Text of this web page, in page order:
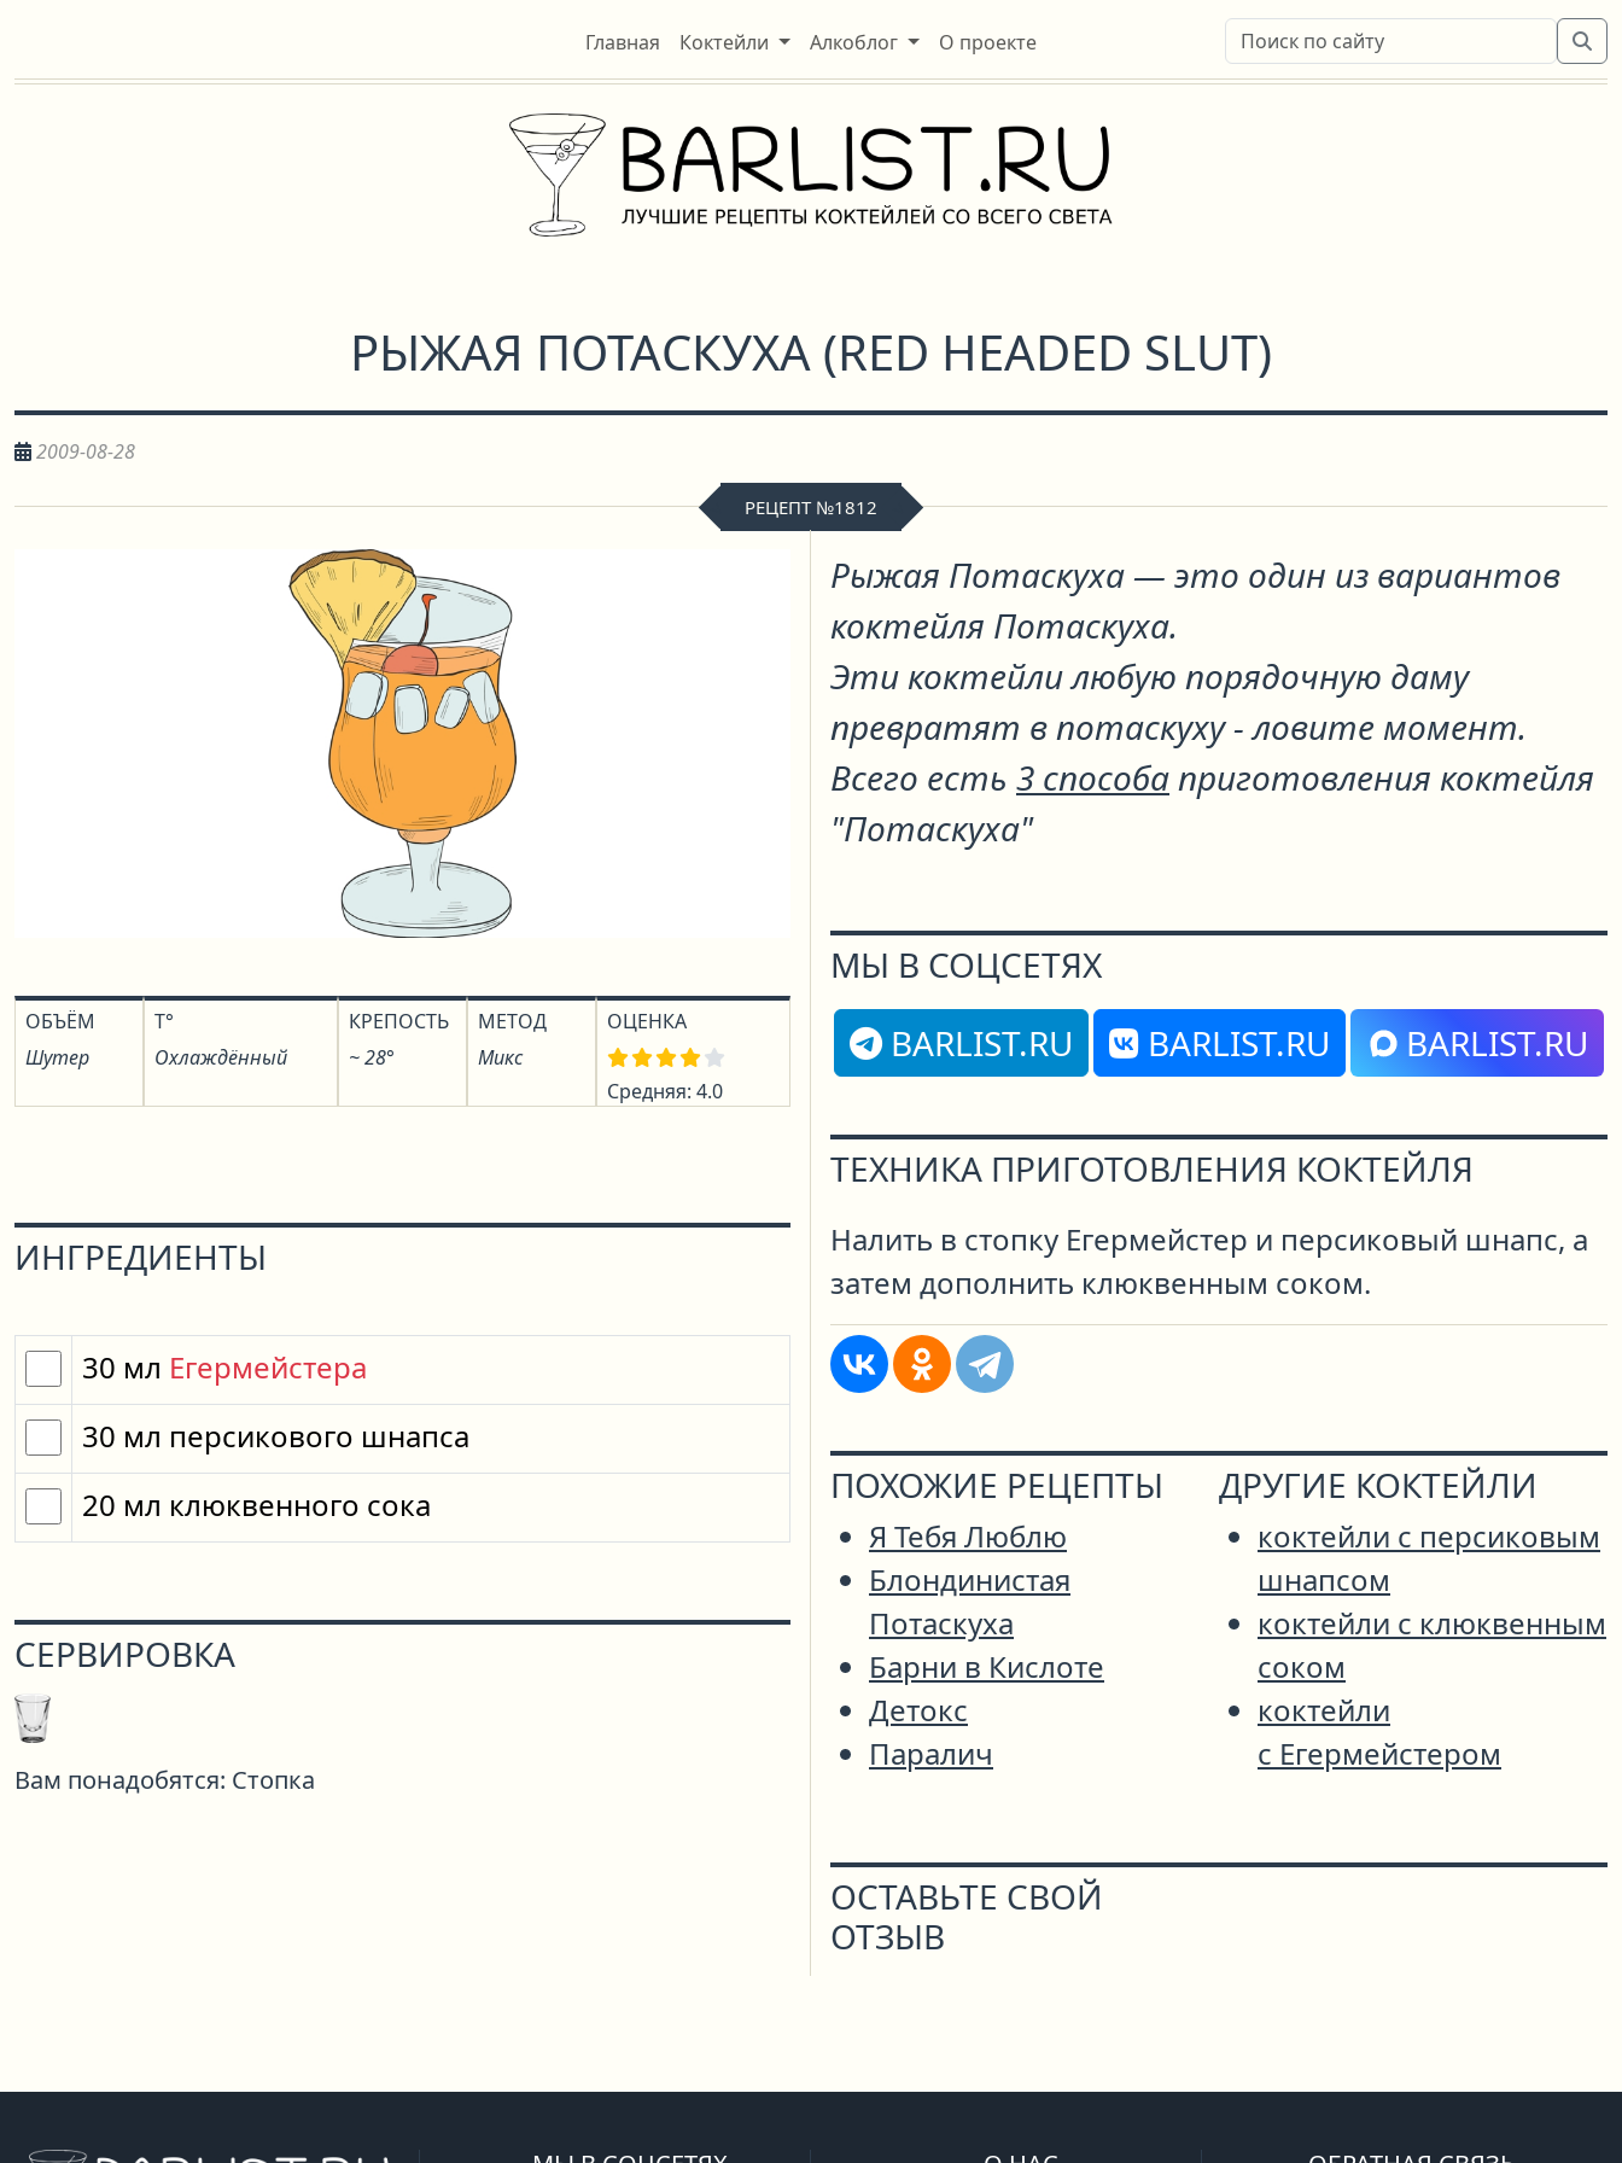
Главная Коктейли Алкоблог О проекте
РЫЖАЯ ПОТАСКУХА (RED HEADED SLUT)
2009-08-28
РЕЦЕПТ №1812
ОБЪЁМ
Шутер
T°
Охлаждённый
КРЕПОСТЬ
~ 28°
МЕТОД
Микс
ОЦЕНКА
Средняя: 4.0
ИНГРЕДИЕНТЫ
30 мл Егермейстера
30 мл персикового шнапса
20 мл клюквенного сока
СЕРВИРОВКА
Вам понадобятся: Стопка
Рыжая Потаскуха— это один из вариантов
коктейля Потаскуха.
Эти коктейли любую порядочную даму
превратят в потаскуху - ловите момент.
Всего есть 3 способаприготовления коктейля
"Потаскуха"
МЫ В СОЦСЕТЯХ
BARLIST.RU
BARLIST.RU BARLIST.RU
ТЕХНИКА ПРИГОТОВЛЕНИЯ КОКТЕЙЛЯ
Налить в стопку Егермейстер и персиковый шнапс, а
затем дополнить клюквенным соком.
ПОХОЖИЕ РЕЦЕПТЫ
Я Тебя Люблю
Блондинистая
Потаскуха
Барни в Кислоте
Детокс
Паралич
ДРУГИЕ КОКТЕЙЛИ
коктейли с персиковым
шнапсом
коктейли с клюквенным
соком
коктейли
с Егермейстером
ОСТАВЬТЕ СВОЙ
ОТЗЫВ